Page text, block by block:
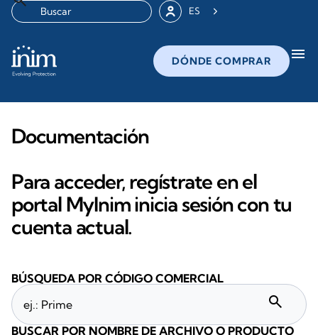
ES
DÓNDE COMPRAR menu
Documentación
Para acceder, regístrate en el
portal MyInim inicia sesión con tu
cuenta actual.
BÚSQUEDA POR CÓDIGO COMERCIAL
search
BUSCAR POR NOMBRE DE ARCHIVO O PRODUCTO